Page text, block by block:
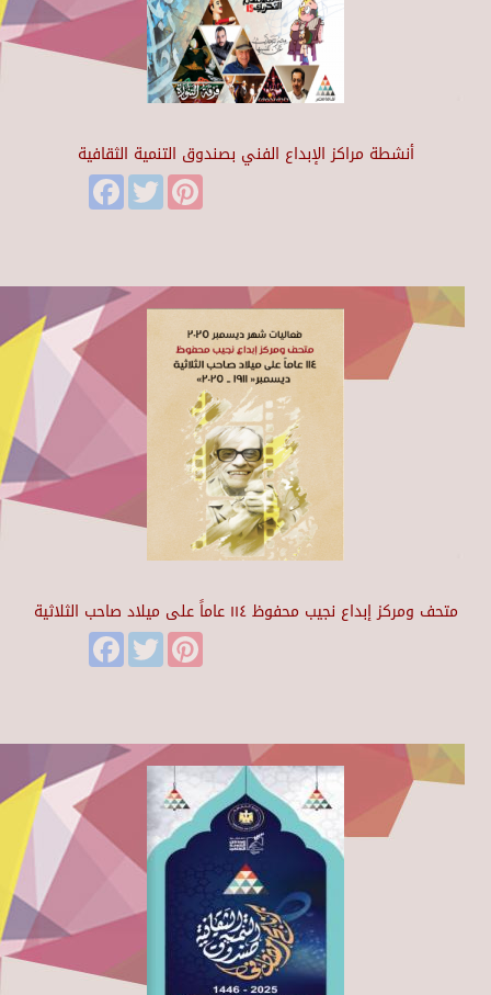
أنشطة مراكز الإبداع الفني بصندوق التنمية الثقافية
FacebookTwitter
متحف ومركز إبداع نجيب محفوظ ١١٤ عاماً على ميلاد صاحب الثلاثية
FacebookTwitter